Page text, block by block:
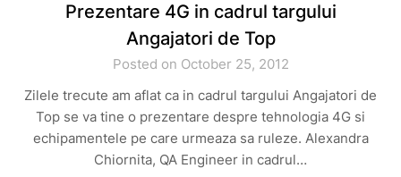
Prezentare 4G in cadrul targului
Angajatori de Top
Posted on October 25, 2012
Zilele trecute am aflat ca in cadrul targului Angajatori de
Top se va tine o prezentare despre tehnologia 4G si
echipamentele pe care urmeaza sa ruleze. Alexandra
Chiornita, QA Engineer in cadrul…